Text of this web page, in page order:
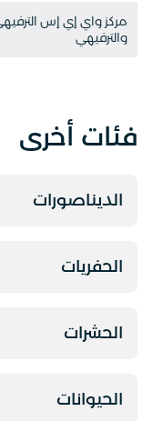
مركز واي إي إس
والترفيهي
فئات أخرى
الديناصورات
الحفريات
الحشرات
الحيوانات